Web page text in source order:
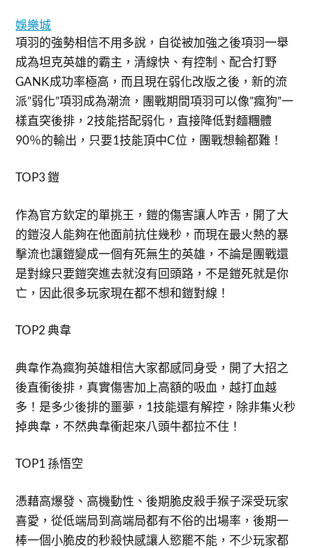
娛樂城
項羽的強勢相信不用多說，自從被加強之後項羽一舉
成為坦克英雄的霸主，清線快、有控制、配合打野
GANK成功率極高，而且現在弱化改版之後，新的流
派”弱化”項羽成為潮流，團戰期間項羽可以像”瘋狗”一
樣直突後排，2技能搭配弱化，直接降低對麵糰體
90％的輸出，只要1技能頂中C位，團戰想輸都難！
TOP3 鎧
作為官方欽定的單挑王，鎧的傷害讓人咋舌，開了大
的鎧沒人能夠在他面前抗住幾秒，而現在最火熱的暴
擊流也讓鎧變成一個有死無生的英雄，不論是團戰還
是對線只要鎧突進去就沒有回頭路，不是鎧死就是你
亡，因此很多玩家現在都不想和鎧對線！
TOP2 典韋
典韋作為瘋狗英雄相信大家都感同身受，開了大招之
後直衝後排，真實傷害加上高額的吸血，越打血越
多！是多少後排的噩夢，1技能還有解控，除非集火秒
掉典韋，不然典韋衝起來八頭牛都拉不住！
TOP1 孫悟空
憑藉高爆發、高機動性、後期脆皮殺手猴子深受玩家
喜愛，從低端局到高端局都有不俗的出場率，後期一
棒一個小脆皮的秒殺快感讓人慾罷不能，不少玩家都